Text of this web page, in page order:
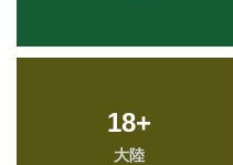
18+
大陸